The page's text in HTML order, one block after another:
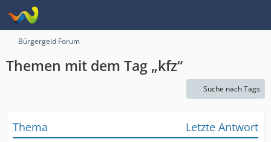
Bürgergeld Forum
Themen mit dem Tag „kfz“
Suche nach Tags
Thema Letzte Antwort